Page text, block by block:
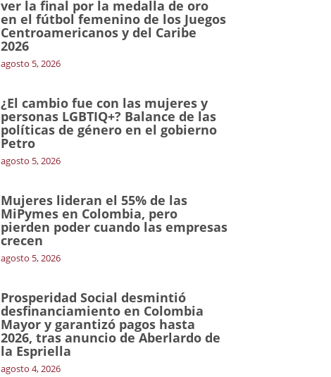
ver la final por la medalla de oro
en el fútbol femenino de los Juegos
Centroamericanos y del Caribe
2026
agosto 5, 2026
¿El cambio fue con las mujeres y
personas LGBTIQ+? Balance de las
políticas de género en el gobierno
Petro
agosto 5, 2026
Mujeres lideran el 55% de las
MiPymes en Colombia, pero
pierden poder cuando las empresas
crecen
agosto 5, 2026
Prosperidad Social desmintió
desfinanciamiento en Colombia
Mayor y garantizó pagos hasta
2026, tras anuncio de Aberlardo de
la Espriella
agosto 4, 2026